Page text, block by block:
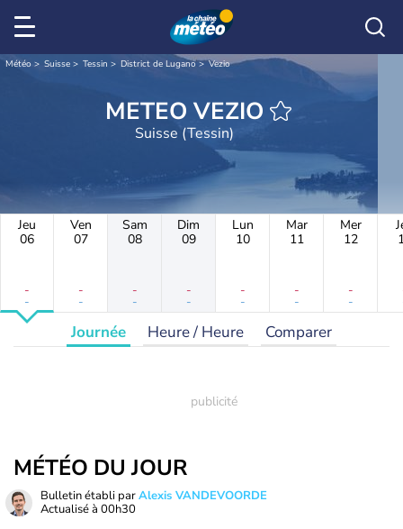
Météo Suisse Tessin District de Lugano Vezio
METEO VEZIO
Suisse (Tessin)
Jeu
06
-
-
Ven
07
-
-
Sam
08
-
-
Dim
09
-
-
Lun
10
-
-
Mar
11
-
-
Mer
12
-
-
Journée Heure / Heure Comparer
MÉTÉO DU JOUR
Bulletin établi parAlexis VANDEVOORDE
Actualisé à 00h30